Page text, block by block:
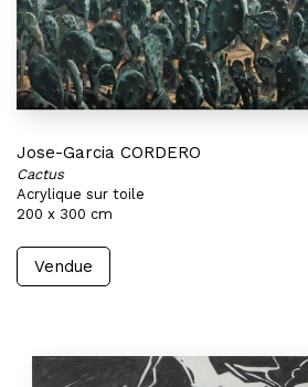
Jose-Garcia CORDERO
Cactus
Acrylique sur toile
200 x 300 cm
Vendue